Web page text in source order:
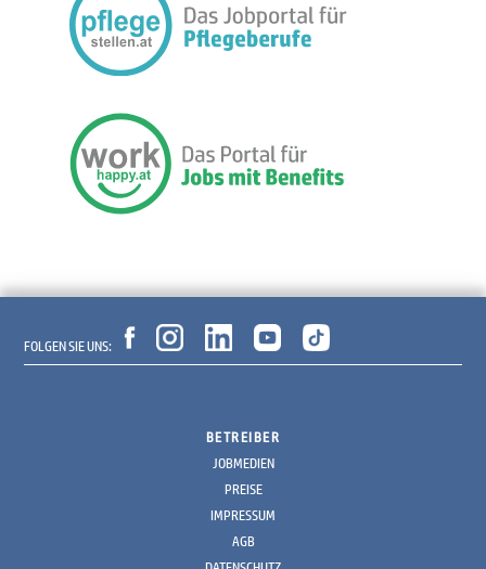
FOLGEN SIE UNS:
BETREIBER
JOBMEDIEN
PREISE
IMPRESSUM
AGB